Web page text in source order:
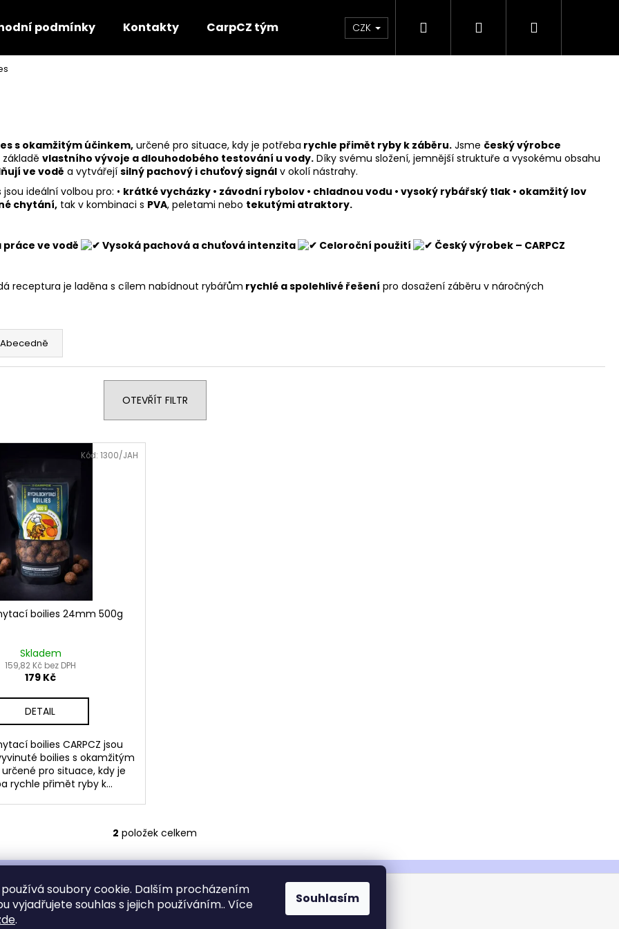
soubory cookie. Dalším procházením
vyjadřujete souhlas s jejich používáním.. Více
.
Souhlasím
podmínky Kontakty CarpCZ tým Velkoobchod
CZK Hledat PřihlášeníNákupní
s okamžitým účinkem, určené pro situace, kdy je potřeba rychle přimět ryby k záběru. Jsme český výrobce
vlastního vývoje a dlouhodobého testování u vody. Díky svému složení, jemnější struktuře a vysokému obsahu
ve vodě a vytvářejí silný pachový i chuťový signál v okolí nástrahy.
ideální volbou pro: • krátké vycházky • závodní rybolov • chladnou vodu • vysoký rybářský tlak • okamžitý lov
chytání, tak v kombinaci s PVA, peletami nebo tekutými atraktory.
práce ve vodě Vysoká pachová a chuťová intenzita Celoroční použití
Český výrobek – CARPCZ
receptura je laděna s cílem nabídnout rybářům rychlé a spolehlivé řešení pro dosažení záběru v náročných
Abecedně
OTEVŘÍT FILTR
boilies 24mm 500g
Skladem
159,82 Kč bez DPH
179 Kč
DETAIL
boilies CARPCZ jsou
boilies s okamžitým
pro situace, kdy je
rychle přimět ryby k...
Kód: 1300/JAH
O
v
l
á
d
a
2 položek celkem
Co potřebujete najít?
Doporučujeme